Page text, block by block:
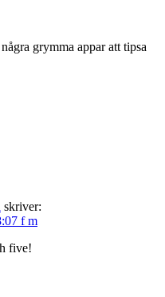
grymma appar att tipsa
skriver:
f m
five!